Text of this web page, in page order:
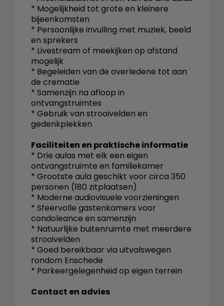
* Mogelijkheid tot grote en kleinere
bijeenkomsten
* Persoonlijke invulling met muziek, beeld
en sprekers
* Livestream of meekijken op afstand
mogelijk
* Begeleiden van de overledene tot aan
de crematie
* Samenzijn na afloop in
ontvangstruimtes
* Gebruik van strooivelden en
gedenkplekken
Faciliteiten en praktische informatie
* Drie aulas met elk een eigen
ontvangstruimte en familiekamer
* Grootste aula geschikt voor circa 350
personen (180 zitplaatsen)
* Moderne audiovisuele voorzieningen
* Sfeervolle gastenkamers voor
condoleance en samenzijn
* Natuurlijke buitenruimte met meerdere
strooivelden
* Goed bereikbaar via uitvalswegen
rondom Enschede
* Parkeergelegenheid op eigen terrein
Contact en advies